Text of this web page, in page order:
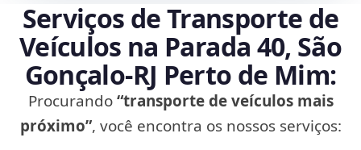
Serviços de Transporte de
Veículos na Parada 40, São
Gonçalo‑RJ Perto de Mim:
Procurando“transporte de veículos mais
próximo”, você encontra os nossos serviços: